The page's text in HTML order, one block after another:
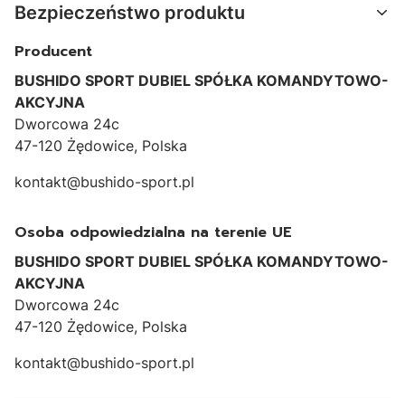
Bezpieczeństwo produktu
Producent
BUSHIDO SPORT DUBIEL SPÓŁKA KOMANDYTOWO-
AKCYJNA
Dworcowa 24c
47-120 Żędowice, Polska
kontakt@bushido-sport.pl
Osoba odpowiedzialna na terenie UE
BUSHIDO SPORT DUBIEL SPÓŁKA KOMANDYTOWO-
AKCYJNA
Dworcowa 24c
47-120 Żędowice, Polska
kontakt@bushido-sport.pl